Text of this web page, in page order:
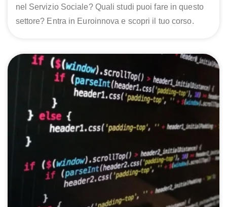
nel Servizio Sociale? Quali studi puoi fare in questo
settore? Entra in Euroinnova e scopri il tuo corso.